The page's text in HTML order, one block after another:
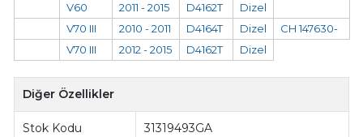
V60
2011 - 2015 D4162T
Dizel
V70 III
2010 - 2011 D4164T Dizel
CH 147630-
V70 III
2012 - 2015 D4162T Dizel
Diğer Özellikler
Stok Kodu 31319493GA